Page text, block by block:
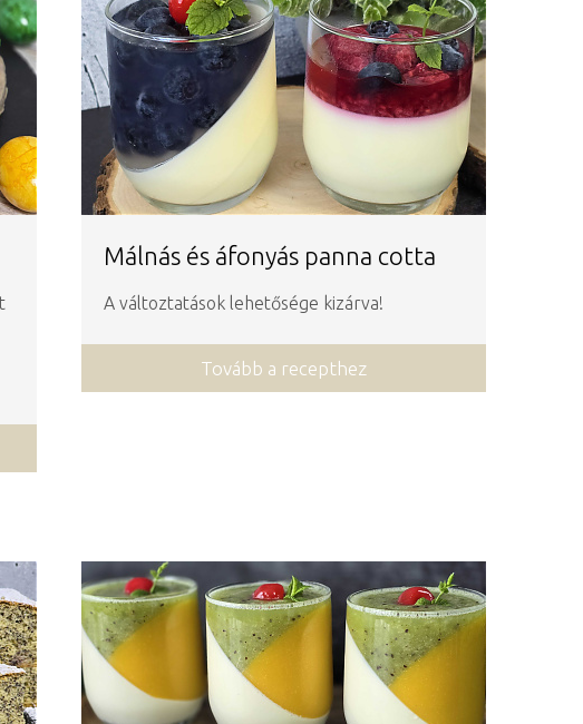
Málnás és áfonyás panna cotta
A változtatások lehetősége kizárva!
Tovább a recepthez